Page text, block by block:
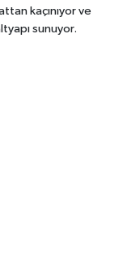
kaçınıyor ve
sunuyor.